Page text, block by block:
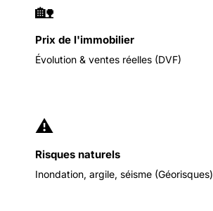
🏡
Prix de l'immobilier
Évolution & ventes réelles (DVF)
⚠️
Risques naturels
Inondation, argile, séisme (Géorisques)